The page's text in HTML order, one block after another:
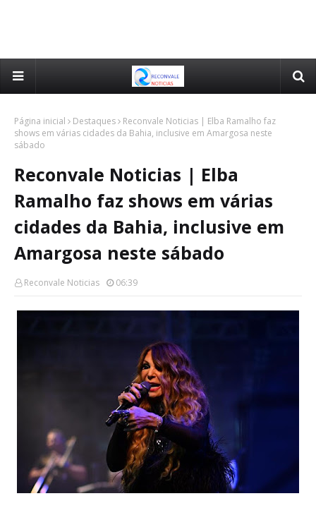
Página inicial Destaques
Reconvale Noticias | Elba Ramalho faz
shows em várias cidades da Bahia, inclusive em Amargosa neste
sábado
Reconvale Noticias | Elba
Ramalho faz shows em várias
cidades da Bahia, inclusive em
Amargosa neste sábado
Reconvale Noticias 06:39